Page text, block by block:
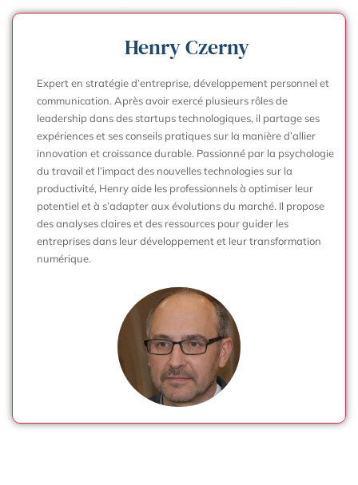
Henry Czerny
Expert en stratégie d’entreprise, développement personnel et
communication. Après avoir exercé plusieurs rôles de
leadership dans des startups technologiques, il partage ses
expériences et ses conseils pratiques sur la manière d’allier
innovation et croissance durable. Passionné par la psychologie
du travail et l’impact des nouvelles technologies sur la
productivité, Henry aide les professionnels à optimiser leur
potentiel et à s’adapter aux évolutions du marché. Il propose
des analyses claires et des ressources pour guider les
entreprises dans leur développement et leur transformation
numérique.